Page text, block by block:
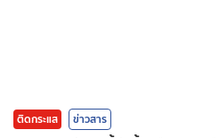
ติดกระแส ข่าวสาร